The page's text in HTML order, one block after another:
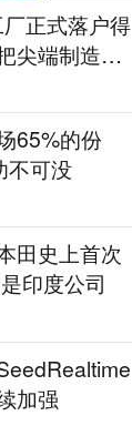
正式落户得
尖端制造带
65%的份
不可没
田史上首次
印度公司
加强